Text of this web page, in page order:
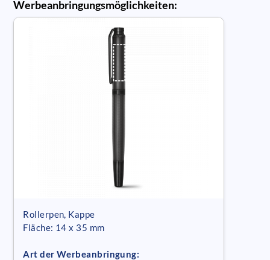
Werbeanbringungsmöglichkeiten:
Rollerpen, Kappe
Fläche: 14 x 35 mm
Art der Werbeanbringung: